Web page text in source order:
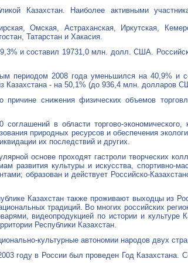
Казахстан. Наиболее активными
Омская, Астраханская, Иркутская,
Татарстан и Хакасия.
и составил 19731,0 млн. долл. США.
периодом 2008 года уменьшился на 40,9% и
Казахстана - на 50,1% (до 936,4 млн. долларов
причине снижения физических объемов
в области торгово-экономического,
природных ресурсов и обеспечения
их последствий и других.
основе проходят гастроли творческих
развития культуры и искусства, спортивно-
образован и действует Российско-
Казахстан также проживают выходцы из
традиций. Во многих российских
видеопродукцией по истории и культуре
Республики Казахстан.
культурные автономии народов двух
году в России был проведен Год Казахстана.